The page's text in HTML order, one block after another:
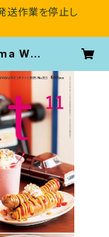
送作業を停止し
Wo